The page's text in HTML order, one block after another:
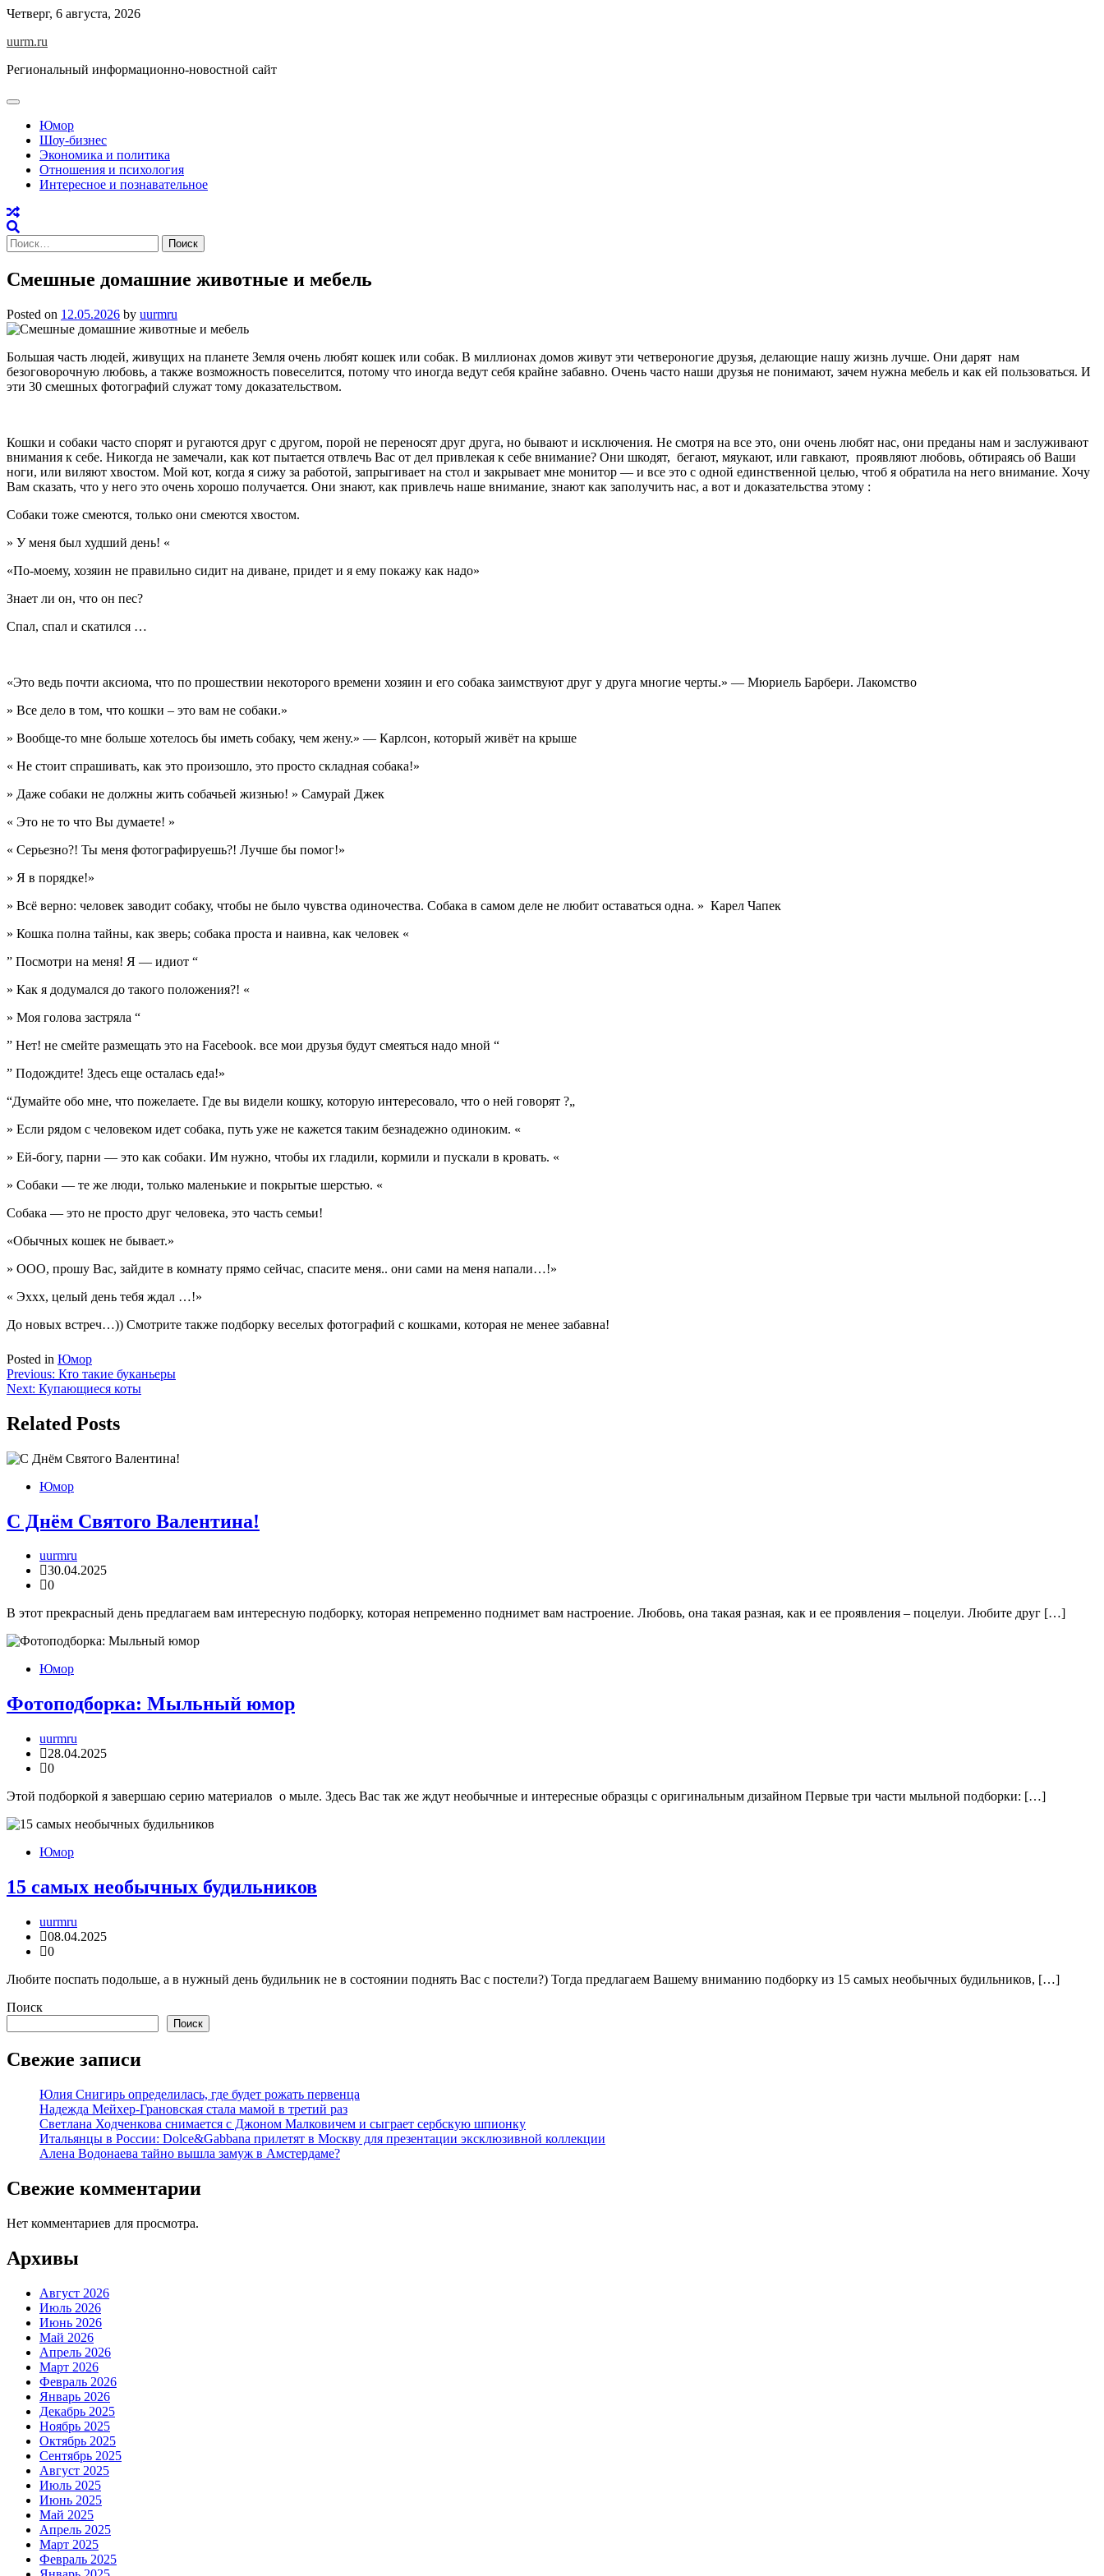
Skip
content
Четверг, 6 августа, 2026
uurm.ru
Региональный информационно-новостной сайт
Юмор
Шоу-бизнес
Экономика и политика
Отношения и психология
Интересное и познавательное
Найти:
Смешные домашние животные и мебель
Posted on 12.05.2026 by uurmru
Большая часть людей, живущих на планете Земля очень любят кошек или собак. В миллионах домов живут эти четвероногие друзья, делающие нашу жизнь лучше. Они дарят нам
безоговорочную любовь, а также возможность повеселится, потому что иногда ведут себя крайне забавно. Очень часто наши друзья не понимают, зачем нужна мебель и как ей пользоваться. И
эти 30 смешных фотографий служат тому доказательством.
Кошки и собаки часто спорят и ругаются друг с другом, порой не переносят друг друга, но бывают и исключения. Не смотря на все это, они очень любят нас, они преданы нам и заслуживают
внимания к себе. Никогда не замечали, как кот пытается отвлечь Вас от дел привлекая к себе внимание? Они шкодят, бегают, мяукают, или гавкают, проявляют любовь, обтираясь об Ваши
ноги, или виляют хвостом. Мой кот, когда я сижу за работой, запрыгивает на стол и закрывает мне монитор — и все это с одной единственной целью, чтоб я обратила на него внимание. Хочу
Вам сказать, что у него это очень хорошо получается. Они знают, как привлечь наше внимание, знают как заполучить нас, а вот и доказательства этому :
Собаки тоже смеются, только они смеются хвостом.
» У меня был худший день! «
«По-моему, хозяин не правильно сидит на диване, придет и я ему покажу как надо»
Знает ли он, что он пес?
Спал, спал и скатился …
«Это ведь почти аксиома, что по прошествии некоторого времени хозяин и его собака заимствуют друг у друга многие черты.» — Мюриель Барбери. Лакомство
» Все дело в том, что кошки – это вам не собаки.»
» Вообще-то мне больше хотелось бы иметь собаку, чем жену.» — Карлсон, который живёт на крыше
« Не стоит спрашивать, как это произошло, это просто складная собака!»
» Даже собаки не должны жить собачьей жизнью! » Самурай Джек
« Это не то что Вы думаете! »
« Серьезно?! Ты меня фотографируешь?! Лучше бы помог!»
» Я в порядке!»
» Всё верно: человек заводит собаку, чтобы не было чувства одиночества. Собака в самом деле не любит оставаться одна. » Карел Чапек
» Кошка полна тайны, как зверь; собака проста и наивна, как человек «
” Посмотри на меня! Я — идиот “
» Как я додумался до такого положения?! «
» Моя голова застряла “
” Нет! не смейте размещать это на Facebook. все мои друзья будут смеяться надо мной “
” Подождите! Здесь еще осталась еда!»
“Думайте обо мне, что пожелаете. Где вы видели кошку, которую интересовало, что о ней говорят ?„
» Если рядом с человеком идет собака, путь уже не кажется таким безнадежно одиноким. «
» Ей-богу, парни — это как собаки. Им нужно, чтобы их гладили, кормили и пускали в кровать. «
» Собаки — те же люди, только маленькие и покрытые шерстью. «
Собака — это не просто друг человека, это часть семьи!
«Обычных кошек не бывает.»
» ООО, прошу Вас, зайдите в комнату прямо сейчас, спасите меня.. они сами на меня напали…!»
« Эххх, целый день тебя ждал …!»
До новых встреч…)) Смотрите также подборку веселых фотографий с кошками, которая не менее забавна!
Posted in Юмор
Навигация
по
записям
Previous: Кто такие буканьеры
Next: Купающиеся коты
Related Posts
Юмор
C Днём Святого Валентина!
uurmru
30.04.2025
0
В этот прекрасный день предлагаем вам интересную подборку, которая непременно поднимет вам настроение. Любовь, она такая разная, как и ее проявления – поцелуи. Любите друг […]
Юмор
Фотоподборка: Мыльный юмор
uurmru
28.04.2025
0
Этой подборкой я завершаю серию материалов о мыле. Здесь Вас так же ждут необычные и интересные образцы с оригинальным дизайном Первые три части мыльной подборки: […]
Юмор
15 самых необычных будильников
uurmru
08.04.2025
0
Любите поспать подольше, а в нужный день будильник не в состоянии поднять Вас с постели?) Тогда предлагаем Вашему вниманию подборку из 15 самых необычных будильников, […]
Поиск
Поиск
Свежие записи
Юлия Снигирь определилась, где будет рожать первенца
Надежда Мейхер-Грановская стала мамой в третий раз
Светлана Ходченкова снимается с Джоном Малковичем и сыграет сербскую шпионку
Итальянцы в России: Dolce&Gabbana прилетят в Москву для презентации эксклюзивной коллекции
Алена Водонаева тайно вышла замуж в Амстердаме?
Свежие комментарии
Нет комментариев для просмотра.
Архивы
Август 2026
Июль 2026
Июнь 2026
Май 2026
Апрель 2026
Март 2026
Февраль 2026
Январь 2026
Декабрь 2025
Ноябрь 2025
Октябрь 2025
Сентябрь 2025
Август 2025
Июль 2025
Июнь 2025
Май 2025
Апрель 2025
Март 2025
Февраль 2025